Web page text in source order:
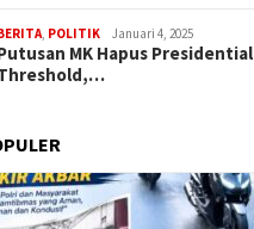
POLITIK Januari 4, 2025
MK Hapus Presidential